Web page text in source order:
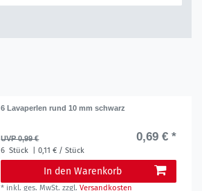
6 Lavaperlen rund 10 mm schwarz
UVP 0,99 € 0,69 € *
6 Stück | 0,11 € / Stück
In den Warenkorb
* inkl. ges. MwSt. zzgl.Versandkosten